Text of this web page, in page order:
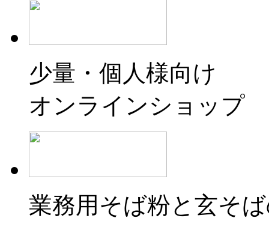
少量・個人様向け
オンラインショップ
業務用そば粉と玄そ